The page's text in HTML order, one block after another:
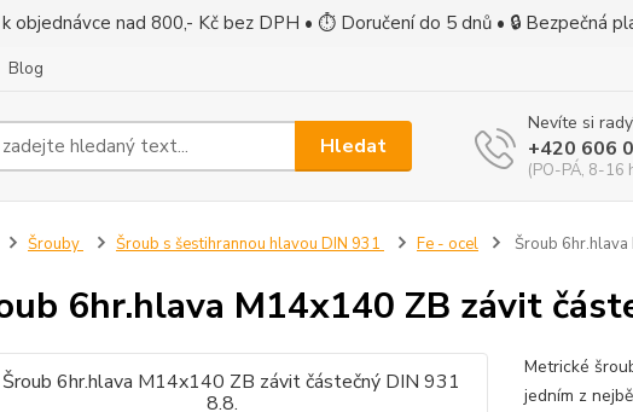
objednávce nad 800,- Kč bez DPH • ⏱ Doručení do 5 dnů • 🔒 Bezpečná
Blog
Hledat
Nevíte si
+420 606
(PO-PÁ, 8-16
Šrouby Šroub s šestihrannou hlavou DIN 931 Fe - ocel Šroub
6hr.hlava M14x140 ZB závit
Metrické
jedním z